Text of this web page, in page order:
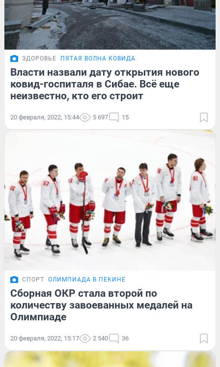
ЗДОРОВЬЕ ПЯТАЯ ВОЛНА КОВИДА
Власти назвали дату открытия нового
ковид-госпиталя в Сибае. Всё еще
неизвестно, кто его строит
20 февраля, 2022, 15:44 5 697 15
СПОРТ ОЛИМПИАДА В ПЕКИНЕ
Сборная ОКР стала второй по
количеству завоеванных медалей на
Олимпиаде
20 февраля, 2022, 15:17 2 540 36